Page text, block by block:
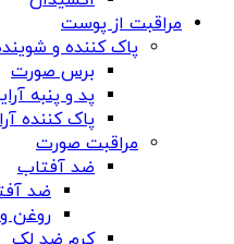
مراقبت از پوست
پاک کننده و
برس صورت
پد و پنبه
پاک کننده
مراقبت صورت
ضد آفتاب
ضد
روغن و